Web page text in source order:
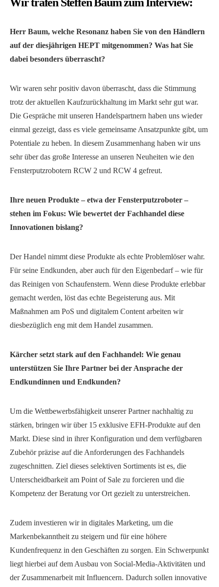
Herr Baum, welche Resonanz haben Sie von den Händlern
auf der diesjährigen HEPT mitgenommen? Was hat Sie
dabei besonders überrascht?
Wir waren sehr positiv davon überrascht, dass die Stimmung
trotz der aktuellen Kaufzurückhaltung im Markt sehr gut war.
Die Gespräche mit unseren Handelspartnern haben uns wieder
einmal gezeigt, dass es viele gemeinsame Ansatzpunkte gibt, um
Potentiale zu heben. In diesem Zusammenhang haben wir uns
sehr über das große Interesse an unseren Neuheiten wie den
Fensterputzrobotern RCW 2 und RCW 4 gefreut.
Ihre neuen Produkte – etwa der Fensterputzroboter –
stehen im Fokus: Wie bewertet der Fachhandel diese
Innovationen bislang?
Der Handel nimmt diese Produkte als echte Problemlöser wahr.
Für seine Endkunden, aber auch für den Eigenbedarf – wie für
das Reinigen von Schaufenstern. Wenn diese Produkte erlebbar
gemacht werden, löst das echte Begeisterung aus. Mit
Maßnahmen am PoS und digitalem Content arbeiten wir
diesbezüglich eng mit dem Handel zusammen.
Kärcher setzt stark auf den Fachhandel: Wie genau
unterstützen Sie Ihre Partner bei der Ansprache der
Endkundinnen und Endkunden?
Um die Wettbewerbsfähigkeit unserer Partner nachhaltig zu
stärken, bringen wir über 15 exklusive EFH-Produkte auf den
Markt. Diese sind in ihrer Konfiguration und dem verfügbaren
Zubehör präzise auf die Anforderungen des Fachhandels
zugeschnitten. Ziel dieses selektiven Sortiments ist es, die
Unterscheidbarkeit am Point of Sale zu forcieren und die
Kompetenz der Beratung vor Ort gezielt zu unterstreichen.
Zudem investieren wir in digitales Marketing, um die
Markenbekanntheit zu steigern und für eine höhere
Kundenfrequenz in den Geschäften zu sorgen. Ein Schwerpunkt
liegt hierbei auf dem Ausbau von Social-Media-Aktivitäten und
der Zusammenarbeit mit Influencern. Dadurch sollen innovative